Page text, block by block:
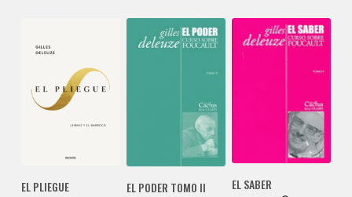
EL PLIEGUE EL PODER TOMO II EL SABER